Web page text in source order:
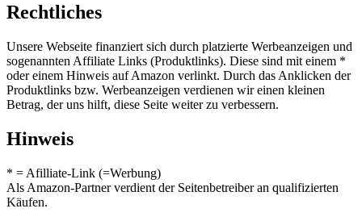
Rechtliches
Unsere Webseite finanziert sich durch platzierte Werbeanzeigen und
sogenannten Affiliate Links (Produktlinks). Diese sind mit einem *
oder einem Hinweis auf Amazon verlinkt. Durch das Anklicken der
Produktlinks bzw. Werbeanzeigen verdienen wir einen kleinen
Betrag, der uns hilft, diese Seite weiter zu verbessern.
Hinweis
* = Afilliate-Link (=Werbung)
Als Amazon-Partner verdient der Seitenbetreiber an qualifizierten
Käufen.